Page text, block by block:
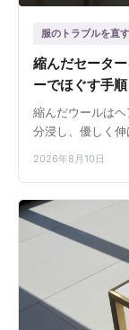
服のトラブルを直す
縮んだセータ
ーでほぐす手順
縮んだウールは
分浸し、優しく伸
2026年8月10日